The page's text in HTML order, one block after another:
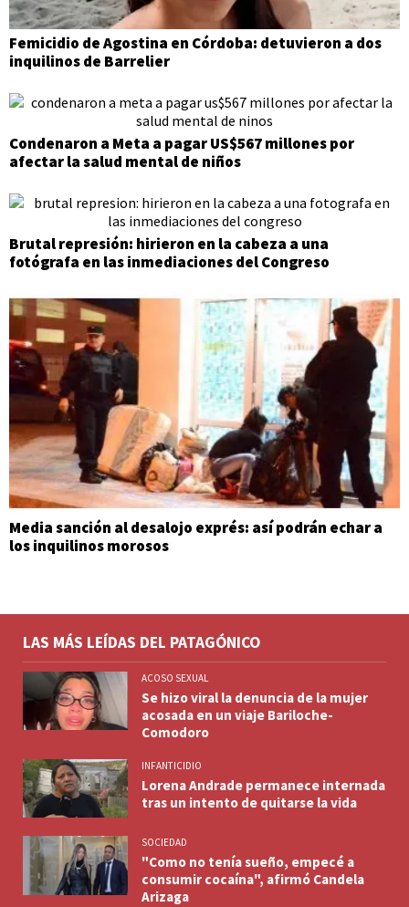
Femicidio de Agostina en Córdoba: detuvieron a dos
inquilinos de Barrelier
Condenaron a Meta a pagar US$567 millones por
afectar la salud mental de niños
Brutal represión: hirieron en la cabeza a una
fotógrafa en las inmediaciones del Congreso
Media sanción al desalojo exprés: así podrán echar a
los inquilinos morosos
LAS MÁS LEÍDAS DEL PATAGÓNICO
ACOSO SEXUAL
Se hizo viral la denuncia de la mujer
acosada en un viaje Bariloche-
Comodoro
INFANTICIDIO
Lorena Andrade permanece internada
tras un intento de quitarse la vida
SOCIEDAD
"Como no tenía sueño, empecé a
consumir cocaína", afirmó Candela
Arizaga